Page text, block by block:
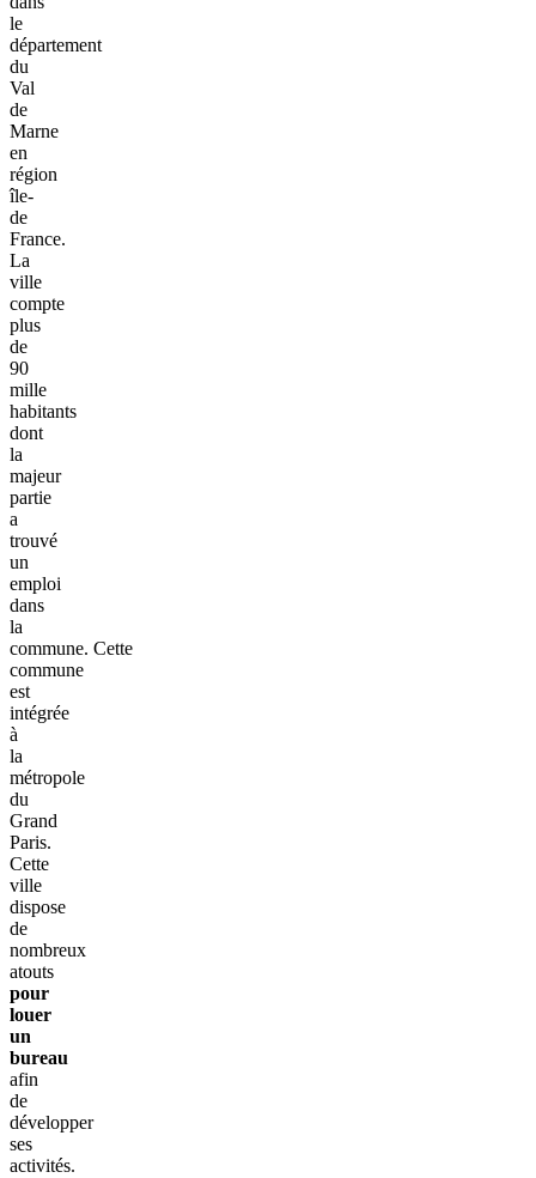
le
département
du
Val
de
Marne
en
région
île-
de
France.
La
ville
compte
plus
de
90
mille
habitants
dont
la
majeur
partie
a
trouvé
un
emploi
dans
la
commune. Cette
commune
est
intégrée
à
la
métropole
du
Grand
Paris.
Cette
ville
dispose
de
nombreux
atouts
pour
louer
un
bureau
afin
de
développer
ses
activités.